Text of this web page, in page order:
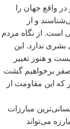
واقع جهان را
شناسند و از
است. از نگاه مردم
بشری ندارد. این
و هنوز تغییر
صفر برخواهیم گشت
که این مقاومت از
ترین مبارزات
میتواند